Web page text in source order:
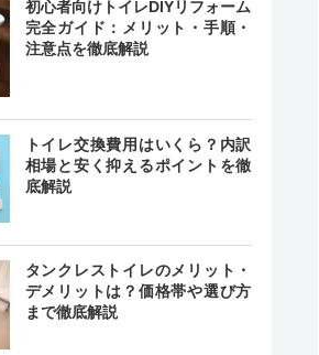
初心者向けトイレDIYリフォーム
完全ガイド：メリット・手順・
注意点を徹底解説
トイレ交換費用はいくら？内訳
相場と安く抑えるポイントを徹
底解説
タンクレストイレのメリット・
デメリットは？価格帯や選び方
まで徹底解説